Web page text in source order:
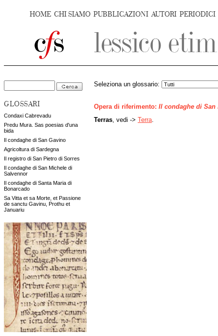
HOME CHI SIAMO PUBBLICAZIONI AUTORI PERIODICI
GLOSSARI
Condaxi Cabrevadu
Predu Mura. Sas poesias d'una
bida
Il condaghe di San Gavino
Agricoltura di Sardegna
Il registro di San Pietro di Sorres
Il condaghe di San Michele di
Salvennor
Il condaghe di Santa Maria di
Bonarcado
Sa Vitta et sa Morte, et Passione
de sanctu Gavinu, Prothu et
Januariu
Seleziona un glossario:
Opera di riferimento: Il condaghe di San
Terras , vedi -> Terra